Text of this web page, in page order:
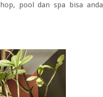
pool dan spa bisa anda